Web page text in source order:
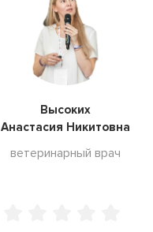
Высоких
Анастасия Никитовна
ветеринарный врач